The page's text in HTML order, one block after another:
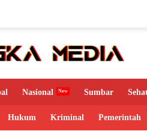
Nasional Sumbar
Hukum Kriminal Pemerintah